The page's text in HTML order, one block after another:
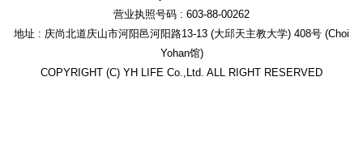
营业执照号码 : 603-88-00262
地址 : 庆尚北道庆山市河阳邑河阳路13-13 (大邱天主教大学) 408号 (Choi
Yohan馆)
COPYRIGHT (C) YH LIFE Co.,Ltd. ALL RIGHT RESERVED